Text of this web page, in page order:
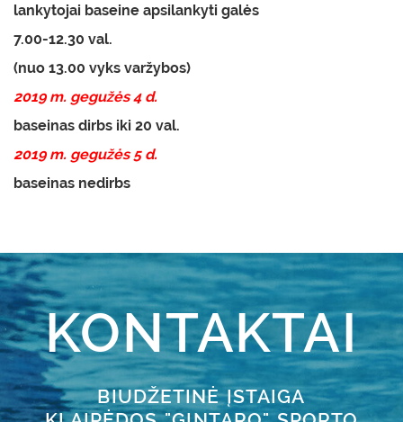
lankytojai baseine apsilankyti galės
7.00-12.30 val.
(nuo 13.00 vyks varžybos)
2019 m. gegužės 4 d.
baseinas dirbs iki 20 val.
2019 m. gegužės 5 d.
baseinas nedirbs
KONTAKTAI
BIUDŽETINĖ ĮSTAIGA